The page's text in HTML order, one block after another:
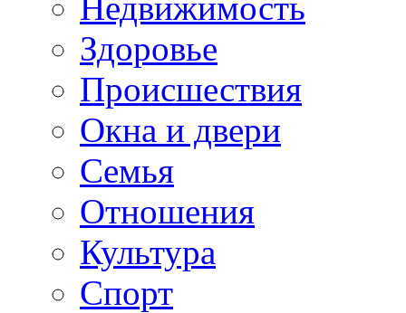
Здоровье
Происшествия
Окна и двери
Семья
Отношения
Культура
Спорт